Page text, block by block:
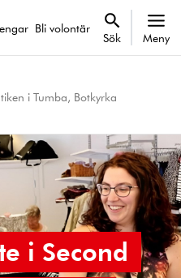
Bli volontär
Sök Meny
i Tumba, Botkyrka
i Second